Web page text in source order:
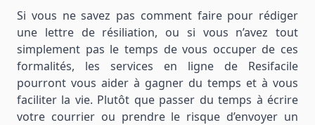
Si vous ne savez pas comment faire pour rédiger
une lettre de résiliation, ou si vous n’avez tout
simplement pas le temps de vous occuper de ces
formalités, les services en ligne de Resifacile
pourront vous aider à gagner du temps et à vous
faciliter la vie. Plutôt que passer du temps à écrire
votre courrier ou prendre le risque d’envoyer un